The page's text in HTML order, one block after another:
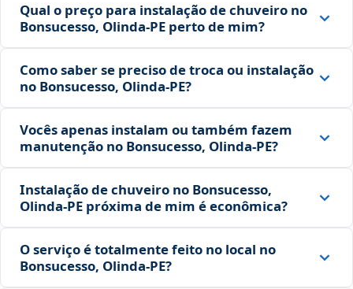
Qual o preço para instalação de chuveiro no
Bonsucesso, Olinda‑PE perto de mim?
Como saber se preciso de troca ou instalação
no Bonsucesso, Olinda‑PE?
Vocês apenas instalam ou também fazem
manutenção no Bonsucesso, Olinda‑PE?
Instalação de chuveiro no Bonsucesso,
Olinda‑PE próxima de mim é econômica?
O serviço é totalmente feito no local no
Bonsucesso, Olinda‑PE?